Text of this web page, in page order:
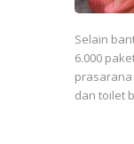
Selain
6.000
dan toilet